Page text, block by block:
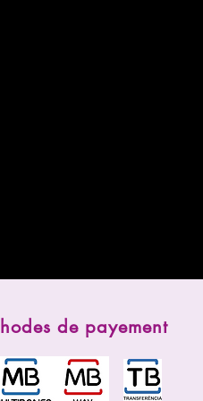
de payement